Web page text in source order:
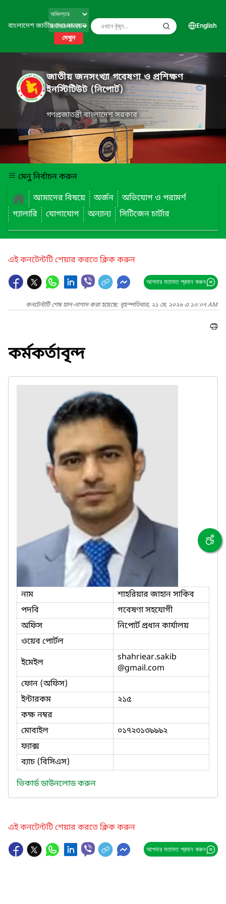
বাংলাদেশ জাতীয় তথ্য বাতায়ন
দেখুন
English
জাতীয় জনসংখ্যা গবেষণা ও প্রশিক্ষণ
ইনস্টিটিউট (নিপোর্ট)
গণপ্রজাতন্ত্রী বাংলাদেশ সরকার
মেনু নির্বাচন করুন
আমাদের বিষয়ে
অর্জন
অভিযোগ ও পরামর্শ
গ্যালারি
যোগাযোগ অন্যান্য সিটিজেন চার্টার
এই কনটেন্টটি শেয়ার করতে ক্লিক করুন
আপনার মতামত প্রদান করুন
কনটেন্টটি শেষ হাল-নাগাদ করা হয়েছে: বৃহস্পতিবার, ২১ মে, ২০২৬ এ ১০:০৭ AM
কর্মকর্তাবৃন্দ
নাম
শাহরিয়ার জাহান সাকিব
পদবি
গবেষণা সহযোগী
অফিস
নিপোর্ট প্রধান কার্যালয়
ওয়েব পোর্টল
ইমেইল
shahriear.sakib
@gmail.com
ফোন (অফিস)
ইন্টারকম
২১৫
কক্ষ নম্বর
মোবাইল
০১৭২৩১৩৯৯৯২
ফ্যাক্স
ব্যাচ (বিসিএস)
ভিকার্ড ডাউনলোড করুন
এই কনটেন্টটি শেয়ার করতে ক্লিক করুন
আপনার মতামত প্রদান করুন